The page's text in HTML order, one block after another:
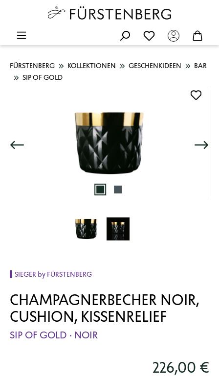
FÜRSTENBERG KOLLEKTIONEN GESCHENKIDEEN
BAR
SIP OF GOLD
SIEGER by FÜRSTENBERG
CHAMPAGNERBECHER NOIR,
CUSHION, KISSENRELIEF
SIP OF GOLD · NOIR
226,00 €